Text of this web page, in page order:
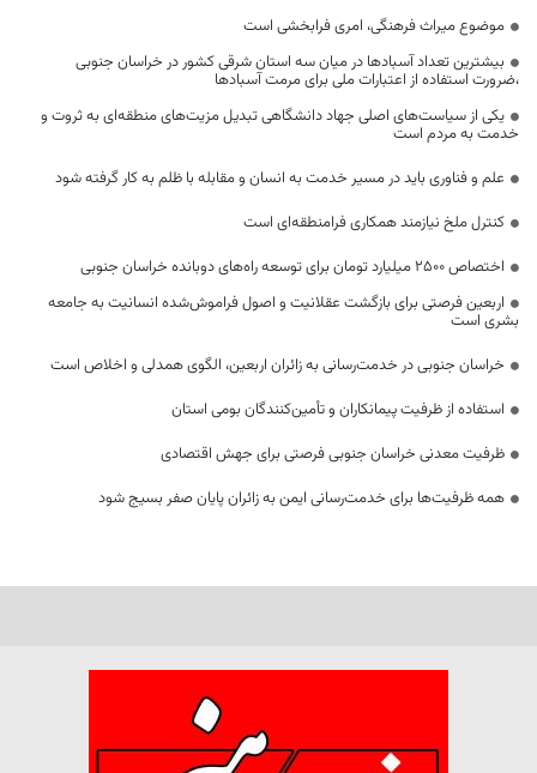
موضوع میراث فرهنگی، امری فرابخشی است
بیشترین تعداد آسبادها در میان سه استان شرقی کشور در خراسان جنوبی
،ضرورت استفاده از اعتبارات ملی برای مرمت آسبادها
یکی از سیاست‌های اصلی جهاد دانشگاهی تبدیل مزیت‌های منطقه‌ای به ثروت و
خدمت به مردم است
علم و فناوری باید در مسیر خدمت به انسان و مقابله با ظلم به کار گرفته شود
کنترل ملخ نیازمند همکاری فرامنطقه‌ای است
اختصاص 2500 میلیارد تومان برای توسعه راه‌های دوبانده خراسان جنوبی
اربعین فرصتی برای بازگشت عقلانیت و اصول فراموش‌شده انسانیت به جامعه
بشری است
خراسان جنوبی در خدمت‌رسانی به زائران اربعین، الگوی همدلی و اخلاص است
استفاده از ظرفیت پیمانکاران و تأمین‌کنندگان بومی استان
ظرفیت معدنی خراسان جنوبی فرصتی برای جهش اقتصادی
همه ظرفیت‌ها برای خدمت‌رسانی ایمن به زائران پایان صفر بسیج شود